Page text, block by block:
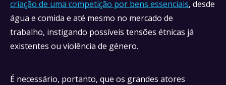
criação de uma competição por bens essenciais, desde
água e comida e até mesmo no mercado de
trabalho, instigando possíveis tensões étnicas já
existentes ou violência de género.
É necessário, portanto, que os grandes atores